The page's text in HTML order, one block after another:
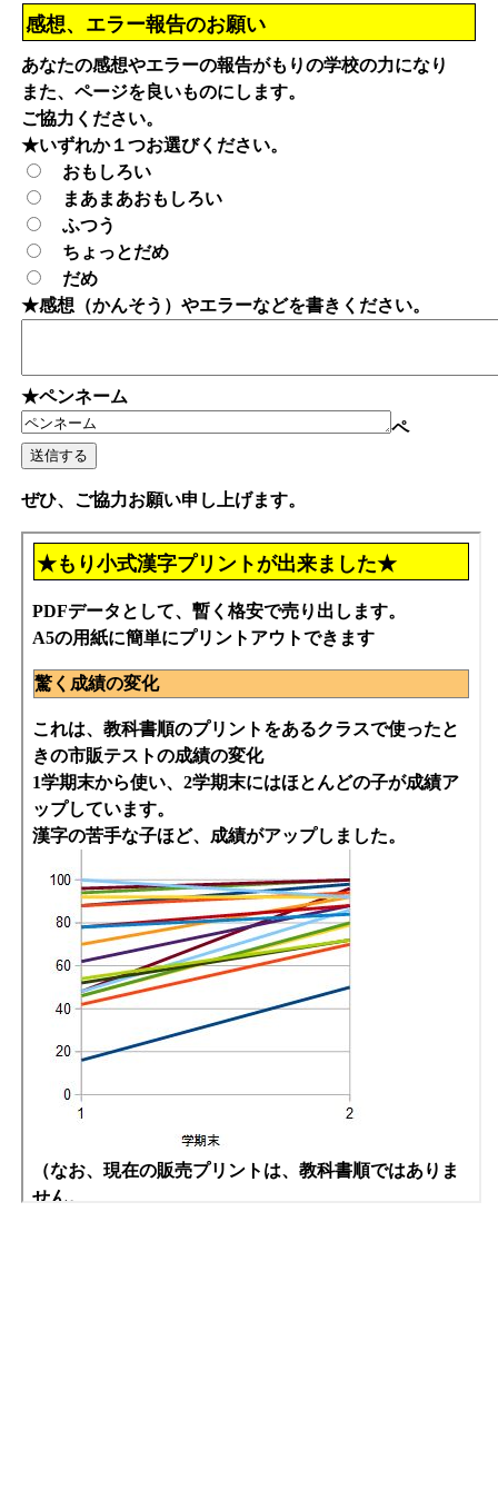
感想、エラー報告のお願い
あなたの感想やエラーの報告がもりの学校の力になり
また、ページを良いものにします。
ご協力ください。
★いずれか１つお選びください。
おもしろい
まあまあおもしろい
ふつう
ちょっとだめ
だめ
★感想（かんそう）やエラーなどを書きください。
★ペンネーム
ペ
ぜひ、ご協力お願い申し上げます。